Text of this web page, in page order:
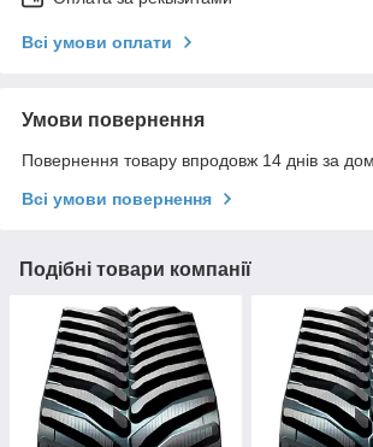
Всі умови оплати
Умови повернення
Повернення товару впродовж 14 днів за
Всі умови повернення
Подібні товари компанії